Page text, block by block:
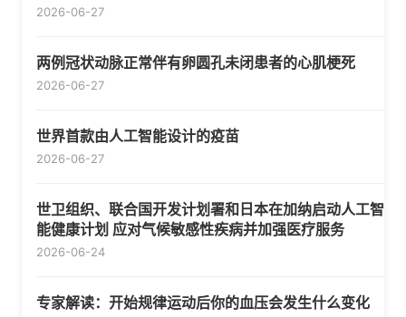
2026-06-27
两例冠状动脉正常伴有卵圆孔未闭患者的心肌梗死
2026-06-27
世界首款由人工智能设计的疫苗
2026-06-27
世卫组织、联合国开发计划署和日本在加纳启动人工智
能健康计划 应对气候敏感性疾病并加强医疗服务
2026-06-24
专家解读：开始规律运动后你的血压会发生什么变化